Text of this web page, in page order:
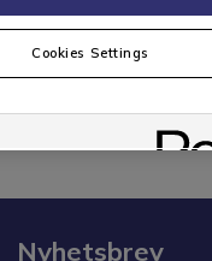
smart
Nyhetsbrev
Cookies Settings